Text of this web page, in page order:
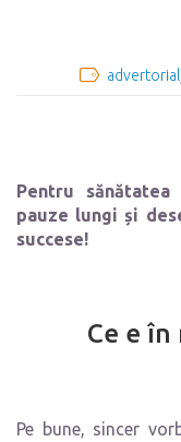
advertorial
Pentru
pauze lungi și
succese!
Ce e în
Pe bune, sincer